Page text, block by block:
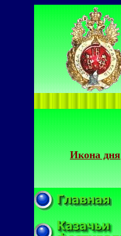
Икона дня